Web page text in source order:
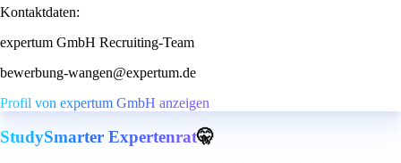
Kontaktdaten:
expertum GmbH Recruiting-Team
bewerbung-wangen@expertum.de
Profil von expertum GmbH anzeigen
StudySmarter Expertenrat🤫